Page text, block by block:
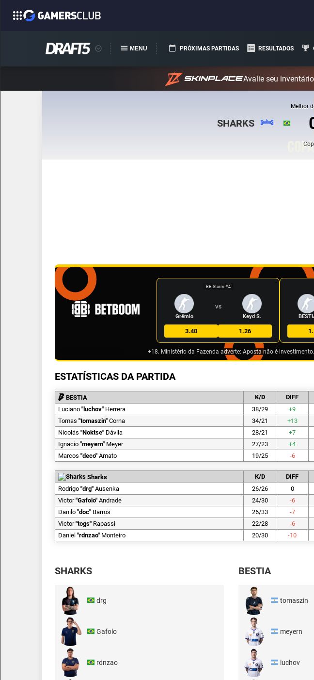
MENU PRÓXIMAS PARTIDAS RESULTADOS
Avalie seu
Melhor
SHARKS
BB Storm #4
Grêmio
VS
Keyd S.
3.40 1.26
+18. Ministério da Fazenda adverte: Aposta não é investimento.
ESTATÍSTICAS DA PARTIDA
BESTIA K/D DIFF
Luciano " luchov" Herrera 38/29 +9
Tomas "tomaszin" Corna 34/21 +13
Nicolás "Noktse" Dávila 28/21 +7
Ignacio "meyern" Meyer 27/23 +4
Marcos "deco" Amato 19/25 -6
Sharks K/D DIFF
Rodrigo "drg" Ausenka 26/26 0
Victor "Gafolo" Andrade 24/30 -6
Danilo "doc" Barros 26/33 -7
Victor "togs" Rapassi 22/28 -6
Daniel "rdnzao" Monteiro 20/30 -10
SHARKS
drg
Gafolo
rdnzao
BESTIA
tomaszin
meyern
luchov